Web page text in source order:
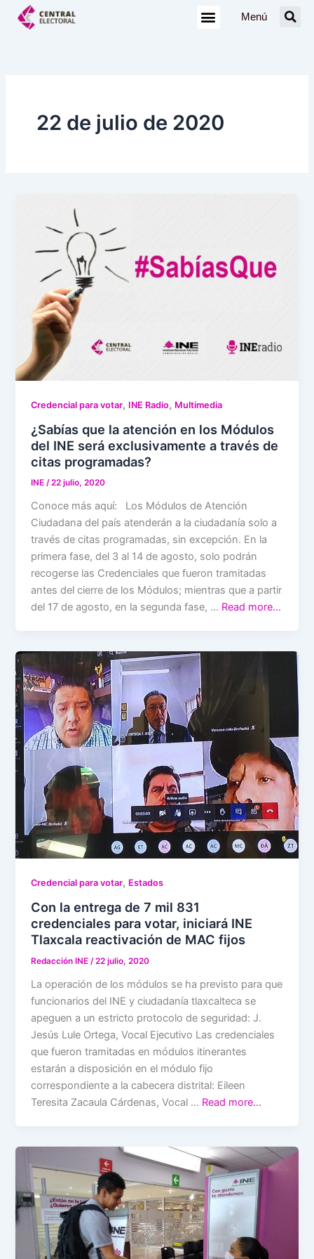
Menú
22 de julio de 2020
Credencial para votar, INE Radio, Multimedia
¿Sabías que la atención en los Módulos
del INE será exclusivamente a través de
citas programadas?
INE/22 julio, 2020
Conoce más aquí: Los Módulos de Atención
Ciudadana del país atenderán a la ciudadanía solo a
través de citas programadas, sin excepción. En la
primera fase, del 3 al 14 de agosto, solo podrán
recogerse las Credenciales que fueron tramitadas
antes del cierre de los Módulos; mientras que a partir
del 17 de agosto, en la segunda fase, … Read more…
Credencial para votar, Estados
Con la entrega de 7 mil 831
credenciales para votar, iniciará INE
Tlaxcala reactivación de MAC fijos
Redacción INE/22 julio, 2020
La operación de los módulos se ha previsto para que
funcionarios del INE y ciudadanía tlaxcalteca se
apeguen a un estricto protocolo de seguridad: J.
Jesús Lule Ortega, Vocal Ejecutivo Las credenciales
que fueron tramitadas en módulos itinerantes
estarán a disposición en el módulo fijo
correspondiente a la cabecera distrital: Eileen
Teresita Zacaula Cárdenas, Vocal … Read more…